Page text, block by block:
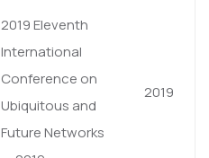
2019 Eleventh
International
Conference on
Ubiquitous and
Future Networks
2019